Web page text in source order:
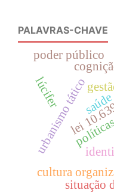
PALAVRAS-CHAVE
urbanismo tático
cultura
poder público
situação
lúcifer lei saúde